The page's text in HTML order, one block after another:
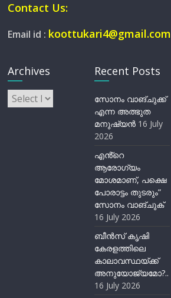
Contact Us:
Email id : koottukari4@gmail.com
Archives
Archives
Recent Posts
സോനം വാങ്ചുക്ക്
എന്ന അത്ഭുത
മനുഷ്യന്‍ 16 July
2026
എൻ്റെ
ആരോഗ്യം
മോശമാണ്, പക്ഷെ
പോരാട്ടം തുടരും”
സോനം വാങ്ചുക്
16 July 2026
ബീന്‍സ് കൃഷി
കേരളത്തിലെ
കാലാവസ്ഥയ്ക്ക്
അനുയോജ്യമോ?..
16 July 2026